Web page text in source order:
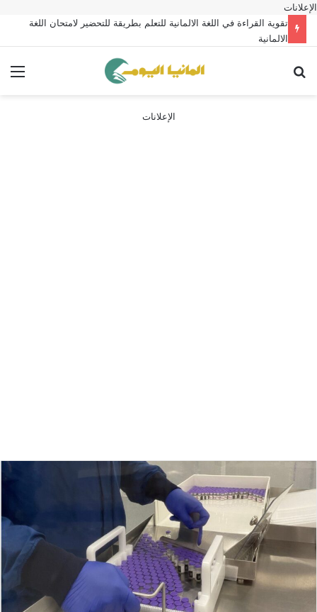
الإعلانات
تقوية القراءة في اللغة الالمانية للتعلم بطريقة للتحضير لامتحان اللغة
الالمانية
الإعلانات